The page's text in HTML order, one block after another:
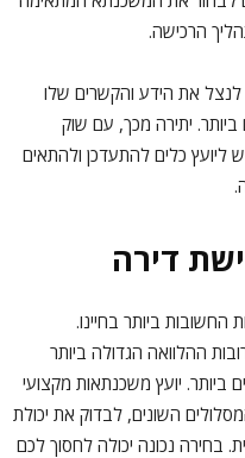
הרכישה.
לנצל את הידע והקשרים שלו
יתירה מכך, עם שוק
כלים להתעדכן ולהתאים
דירה
ביותר בחיינו.
ההלוואה הגדולה ביותר
ביותר. יועץ משכנתאות מקצועי
השונים, לבדוק את יכולת
בחירה נכונה יכולה לחסוך לכם